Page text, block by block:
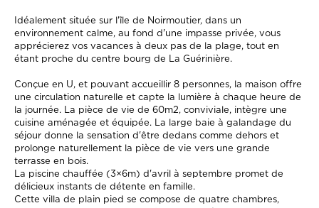
Idéalement située sur l'île de Noirmoutier, dans un
environnement calme, au fond d'une impasse privée, vous
apprécierez vos vacances à deux pas de la plage, tout en
étant proche du centre bourg de La Guérinière.
Conçue en U, et pouvant accueillir 8 personnes, la maison offre
une circulation naturelle et capte la lumière à chaque heure de
la journée. La pièce de vie de 60m2, conviviale, intègre une
cuisine aménagée et équipée. La large baie à galandage du
séjour donne la sensation d'être dedans comme dehors et
prolonge naturellement la pièce de vie vers une grande
terrasse en bois.
La piscine chauffée (3×6m) d'avril à septembre promet de
délicieux instants de détente en famille.
Cette villa de plain pied se compose de quatre chambres,